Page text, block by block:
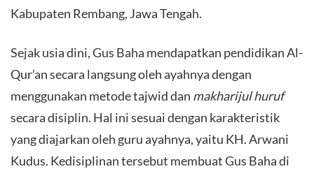
Kabupaten Rembang, Jawa Tengah.
​Sejak usia dini, Gus Baha mendapatkan pendidikan Al-
Qur’an secara langsung oleh ayahnya dengan
menggunakan metode tajwid dan makharijul huruf
secara disiplin. Hal ini sesuai dengan karakteristik
yang diajarkan oleh guru ayahnya, yaitu KH. Arwani
Kudus. Kedisiplinan tersebut membuat Gus Baha di